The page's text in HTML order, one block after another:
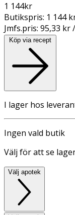
1 144kr
Butikspris: 1 144
Jmfs.pris: 95,33 kr
Köp via recept
I lager hos
Ingen vald butik
Välj för att se
Välj apotek